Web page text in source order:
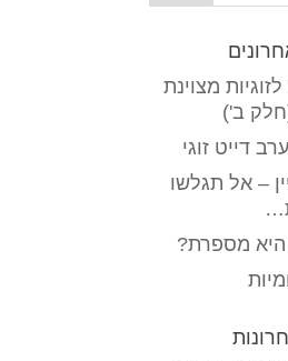
לזוגיות מצוינת
ב')
דייט זוגי
– אל תגלשו
היא מספרת?